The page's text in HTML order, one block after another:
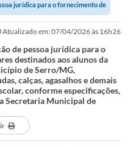
MG
PPA - LOA -
jurídica para o fornecimento de
Atualizado em: 07/04/2026 às 16h26
de pessoa jurídica para o
destinados aos alunos da
de Serro/MG,
calças, agasalhos e demais
conforme especificações,
Secretaria Municipal de